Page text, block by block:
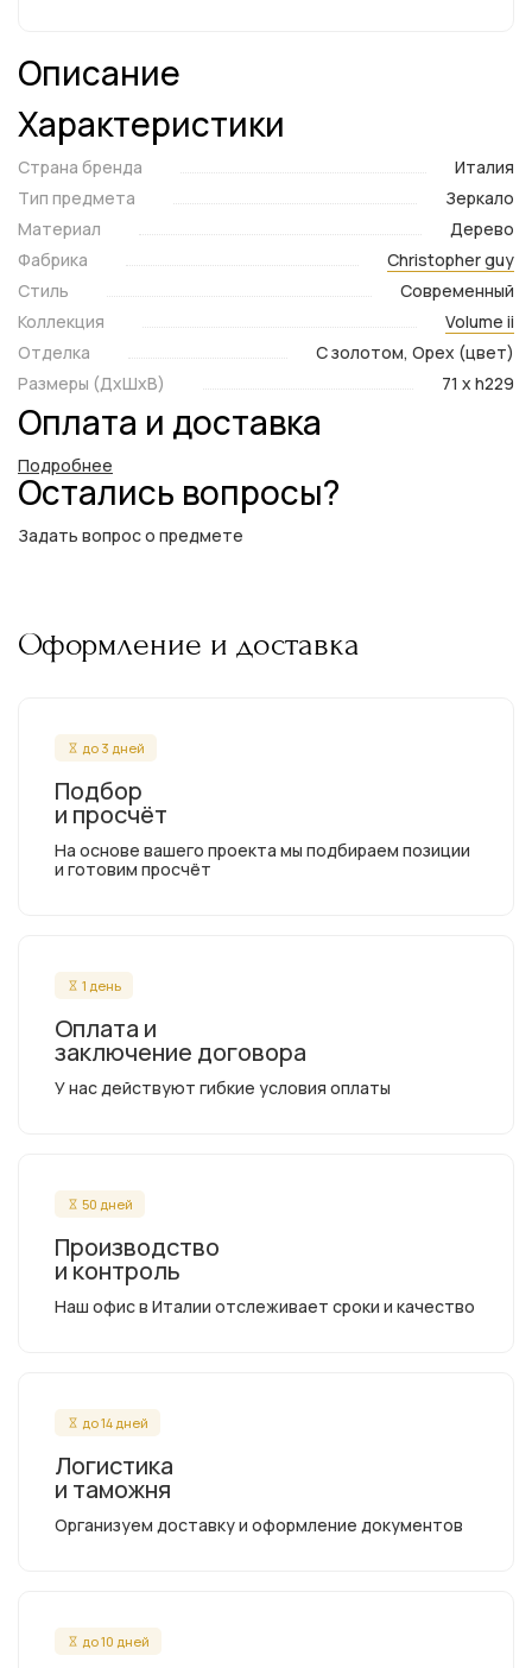
Описание
Характеристики
Страна бренда
Италия
Тип предмета
Зеркало
Материал
Дерево
Фабрика
Christopher guy
Стиль
Современный
Коллекция
Volume ii
Отделка
С золотом, Орех (цвет)
Размеры (ДxШxВ)
71 x h229
Оплата и доставка
Подробнее
Остались вопросы?
Задать вопрос о предмете
Оформление и доставка
до 3 дней
Подбор
и просчёт
На основе вашего проекта мы подбираем позиции
и готовим просчёт
1 день
Оплата и
заключение договора
У нас действуют гибкие условия оплаты
50 дней
Производство
и контроль
Наш офис в Италии отслеживает сроки и качество
до 14 дней
Логистика
и таможня
Организуем доставку и оформление документов
до 10 дней